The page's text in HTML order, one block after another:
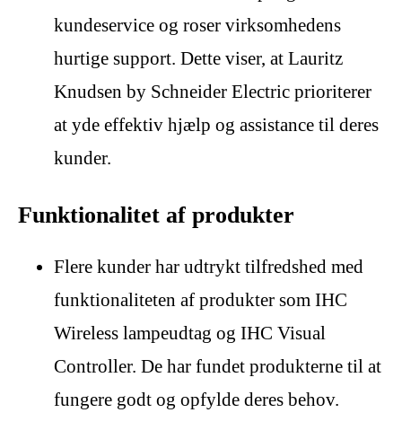
kundeservice og roser virksomhedens
hurtige support. Dette viser, at Lauritz
Knudsen by Schneider Electric prioriterer
at yde effektiv hjælp og assistance til deres
kunder.
Funktionalitet af produkter
Flere kunder har udtrykt tilfredshed med
funktionaliteten af produkter som IHC
Wireless lampeudtag og IHC Visual
Controller. De har fundet produkterne til at
fungere godt og opfylde deres behov.